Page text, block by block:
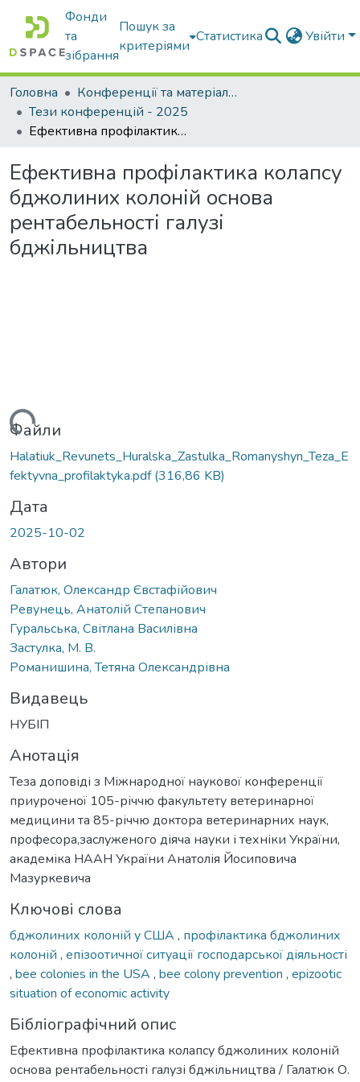
Фонди
та
зібрання
Пошук за
критеріями
Статистика Увійти
Головна
Конференції та матеріали конференцій
Тези конференцій - 2025
Ефективна профілактика колапсу бджолиних колоній основа рентабельності галузі бджільництва
Ефективна профілактика колапсу
бджолиних колоній основа
рентабельності галузі
бджільництва
Файли
Halatiuk_Revunets_Huralska_Zastulka_Romanyshyn_Teza_E
fektyvna_profilaktyka.pdf(316,86 KB)
Дата
2025-10-02
Автори
Галатюк, Олександр Євстафійович
Ревунець, Анатолій Степанович
Гуральська, Світлана Василівна
Застулка, М. В.
Романишина, Тетяна Олександрівна
Видавець
НУБІП
Анотація
Теза доповіді з Міжнародної наукової конференції
приуроченої 105-річчю факультету ветеринарної
медицини та 85-річчю доктора ветеринарних наук,
професора,заслуженого діяча науки і техніки України,
академіка НААН України Анатолія Йосиповича
Мазуркевича
Ключові слова
бджолиних колоній у США , профілактика бджолиних
колоній , епізоотичної ситуації господарської діяльності
, bee colonies in the USA , bee colony prevention , epizootic
situation of economic activity
Бібліографічний опис
Ефективна профілактика колапсу бджолиних колоній
основа рентабельності галузі бджільництва / Галатюк О.